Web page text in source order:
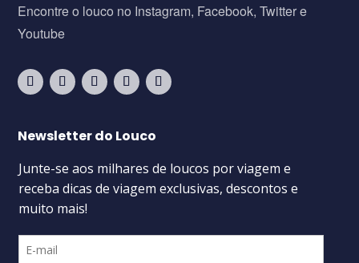
Encontre o louco no Instagram, Facebook, Twitter e
Youtube
Newsletter do Louco